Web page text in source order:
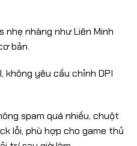
nhàng như Liên Minh
bản.
yêu cầu chỉnh DPI
spam quá nhiều, chuột
lỗi, phù hợp cho game thủ